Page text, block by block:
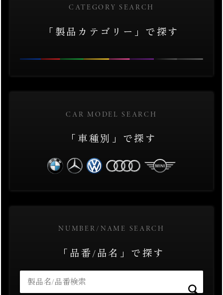
CATEGORY SEARCH
「製品カテゴリー」で探す
CAR MODEL SEARCH
「車種別」で探す
NUMBER/NAME SEARCH
「品番/品名」で探す